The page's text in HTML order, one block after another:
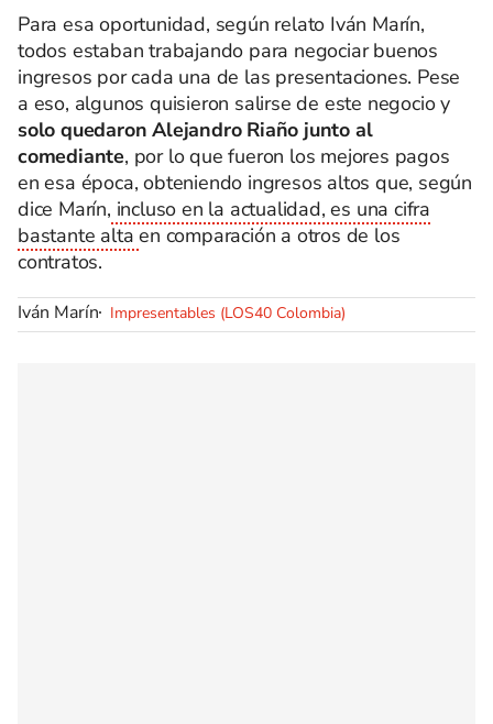
Para esa oportunidad, según relato Iván Marín,
todos estaban trabajando para negociar buenos
ingresos por cada una de las presentaciones. Pese
a eso, algunos quisieron salirse de este negocio y
solo quedaron Alejandro Riaño junto al
comediante, por lo que fueron los mejores pagos
en esa época, obteniendo ingresos altos que, según
dice Marín, incluso en la actualidad, es una cifra
bastante altaen comparación a otros de los
contratos.
Iván Marín Impresentables (LOS40 Colombia)